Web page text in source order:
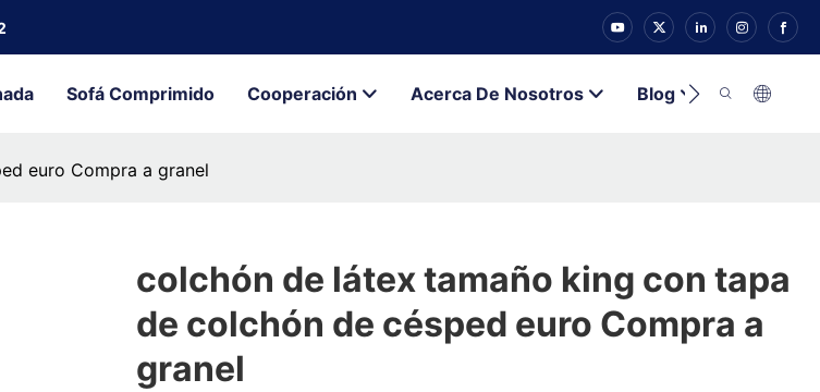
Sofá Comprimido Cooperación Acerca De Nosotros Blog Contacto
euro Compra a granel
colchón de látex tamaño king con tapa
de colchón de césped euro Compra a
granel